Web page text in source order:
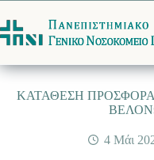
στο
περιεχόμενο
ΚΑΤΑΘΕΣΗ
4 Μάι